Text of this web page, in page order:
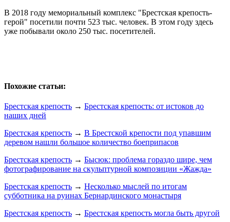
В 2018 году мемориальный комплекс "Брестская крепость-
герой" посетили почти 523 тыс. человек. В этом году здесь
уже побывали около 250 тыс. посетителей.
Похожие статьи:
Брестская крепость → Брестская крепость: от истоков до
наших дней
Брестская крепость → В Брестской крепости под упавшим
деревом нашли большое количество боеприпасов
Брестская крепость → Бысюк: проблема гораздо шире, чем
фотографирование на скульптурной композиции «Жажда»
Брестская крепость → Несколько мыслей по итогам
субботника на руинах Бернардинского монастыря
Брестская крепость → Брестская крепость могла быть другой